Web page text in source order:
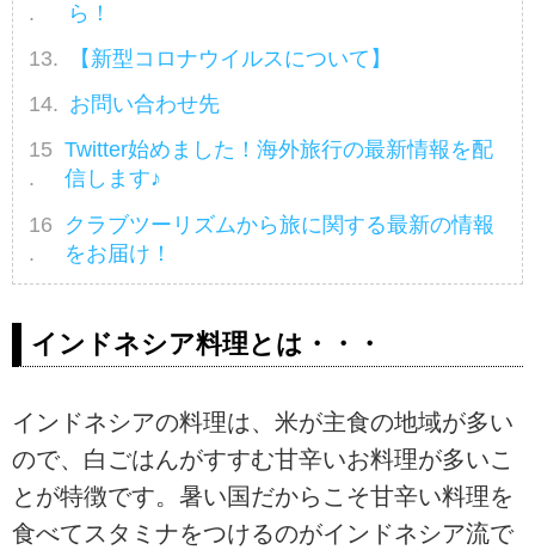
ら！
【新型コロナウイルスについて】
お問い合わせ先
Twitter始めました！海外旅行の最新情報を配
信します♪
クラブツーリズムから旅に関する最新の情報
をお届け！
インドネシア料理とは・・・
インドネシアの料理は、米が主食の地域が多い
ので、白ごはんがすすむ甘辛いお料理が多いこ
とが特徴です。暑い国だからこそ甘辛い料理を
食べてスタミナをつけるのがインドネシア流で